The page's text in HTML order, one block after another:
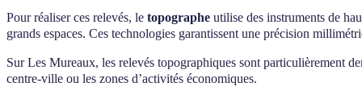
Pour réaliser ces relevés, le topographe utilise des instruments de
grands espaces. Ces technologies garantissent une précision
Sur Les Mureaux, les relevés topographiques sont particulièrement
centre-ville ou les zones d’activités économiques.